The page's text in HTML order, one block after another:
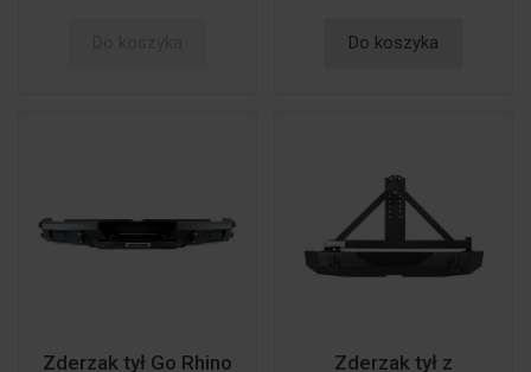
Do koszyka
Zderzak tył Go Rhino
Zderzak tył z